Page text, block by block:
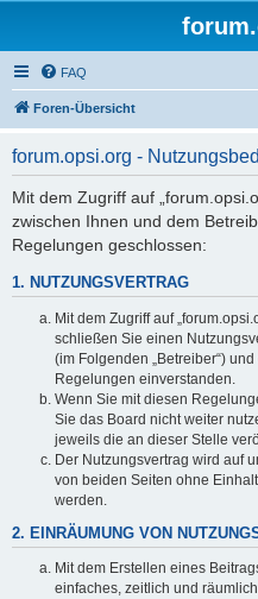
FAQ
Foren-Übersicht
forum.opsi.org -
Mit dem Zugriff auf
zwischen Ihnen und dem
Regelungen geschlossen:
1. NUTZUNGSVERTRAG
Mit dem Zugriff auf
schließen Sie einen
(im Folgenden „Betreiber“)
Regelungen einverstanden.
Wenn Sie mit diesen
Sie das Board nicht weiter
jeweils die an dieser Stelle
Der Nutzungsvertrag wird auf
von beiden Seiten ohne
werden.
2. EINRÄUMUNG VON
Mit dem Erstellen eines
einfaches, zeitlich und